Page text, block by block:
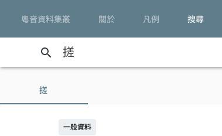
粵音資料集叢 關於 凡例 搜尋
search
搓
一般資料